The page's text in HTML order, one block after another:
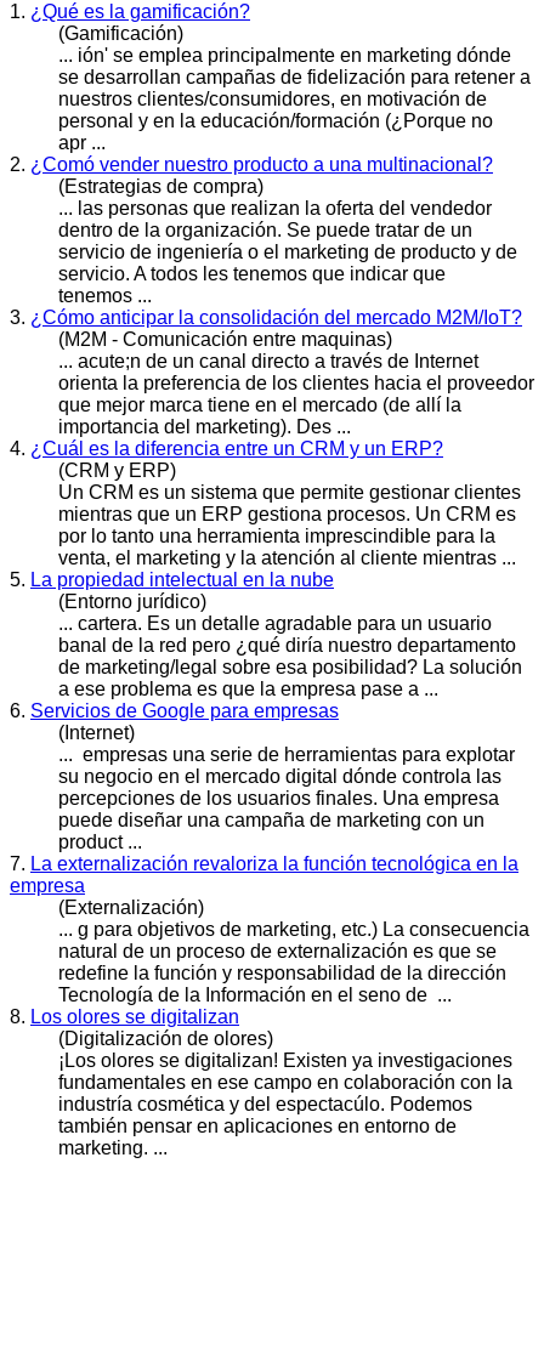
1. ¿Qué es la gamificación?
(Gamificación)
... ión' se emplea principalmente en marketing dónde
se desarrollan campañas de fidelización para retener a
nuestros clientes/consumidores, en motivación de
personal y en la educación/formación (¿Porque no
apr ...
2. ¿Comó vender nuestro producto a una multinacional?
(Estrategias de compra)
... las personas que realizan la oferta del vendedor
dentro de la organización. Se puede tratar de un
servicio de ingeniería o el marketing de producto y de
servicio. A todos les tenemos que indicar que
tenemos ...
3. ¿Cómo anticipar la consolidación del mercado M2M/IoT?
(M2M - Comunicación entre maquinas)
... acute;n de un canal directo a través de Internet
orienta la preferencia de los clientes hacia el proveedor
que mejor marca tiene en el mercado (de allí la
importancia del marketing). Des ...
4. ¿Cuál es la diferencia entre un CRM y un ERP?
(CRM y ERP)
Un CRM es un sistema que permite gestionar clientes
mientras que un ERP gestiona procesos. Un CRM es
por lo tanto una herramienta imprescindible para la
venta, el marketing y la atención al cliente mientras ...
5. La propiedad intelectual en la nube
(Entorno jurídico)
... cartera. Es un detalle agradable para un usuario
banal de la red pero ¿qué diría nuestro departamento
de marketing/legal sobre esa posibilidad? La solución
a ese problema es que la empresa pase a ...
6. Servicios de Google para empresas
(Internet)
... empresas una serie de herramientas para explotar
su negocio en el mercado digital dónde controla las
percepciones de los usuarios finales. Una empresa
puede diseñar una campaña de marketing con un
product ...
7. La externalización revaloriza la función tecnológica en la
empresa
(Externalización)
... g para objetivos de marketing, etc.) La consecuencia
natural de un proceso de externalización es que se
redefine la función y responsabilidad de la dirección
Tecnología de la Información en el seno de ...
8. Los olores se digitalizan
(Digitalización de olores)
¡Los olores se digitalizan! Existen ya investigaciones
fundamentales en ese campo en colaboración con la
industría cosmética y del espectacúlo. Podemos
también pensar en aplicaciones en entorno de
marketing. ...